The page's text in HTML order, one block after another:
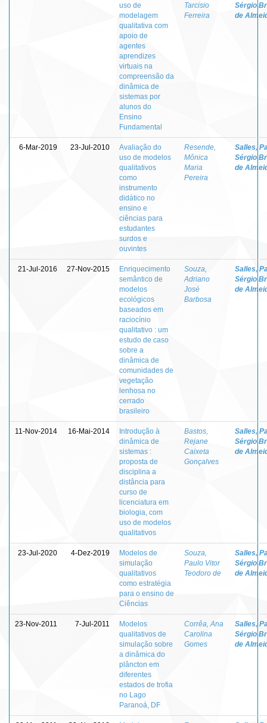
uso de
modelagem
qualitativa com
apoio de
agentes
aprendizes
virtuais na
compreensão da
dinâmica de
sistemas por
alunos do
Ensino
Fundamental
Tarcisio
Ferreira
Sérgio
de
6-Mar-2019 23-Jul-2010
Avaliação do
uso de modelos
qualitativos
como
instrumento
didático no
ensino e
ciências para
estudantes
surdos e
ouvintes
Resende,
Mônica
Maria
Pereira
Salles,
Sérgio
de
21-Jul-2016 27-Nov-2015
Enriquecimento
semântico de
modelos
ecológicos
baseados em
raciocínio
qualitativo : um
estudo de caso
sobre a
dinâmica de
comunidades de
vegetação
lenhosa no
cerrado
brasileiro
Souza,
Adriano
José
Barbosa
Salles,
Sérgio
de
11-Nov-2014 16-Mai-2014
Introdução à
dinâmica de
sistemas :
proposta de
disciplina a
distância para
curso de
licenciatura em
biologia, com
uso de modelos
qualitativos
Bastos,
Rejane
Caixeta
Gonçalves
Salles,
Sérgio
de
23-Jul-2020 4-Dez-2019
Modelos de
simulação
qualitativos
como estratégia
para o ensino de
Ciências
Souza,
Paulo Vitor
Teodoro de
Salles,
Sérgio
de
23-Nov-2011 7-Jul-2011
Modelos
qualitativos de
simulação sobre
a dinâmica do
plâncton em
diferentes
estados de trofia
no Lago
Paranoá, DF
Corrêa, Ana
Carolina
Gomes
Salles,
Sérgio
de